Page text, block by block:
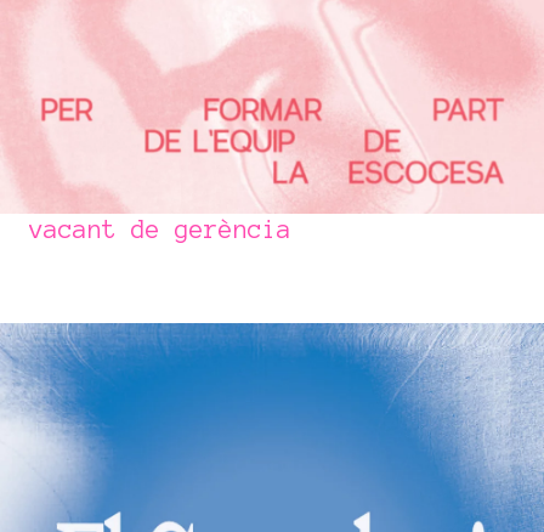
vacant de gerència